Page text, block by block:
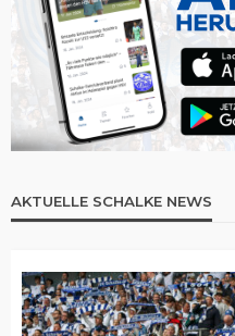
AKTUELLE SCHALKE NEWS